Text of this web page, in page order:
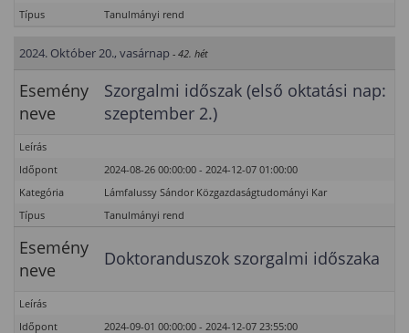
Típus
Tanulmányi rend
2024. Október 20., vasárnap - 42. hét
Esemény
neve
Szorgalmi időszak (első oktatási nap:
szeptember 2.)
Leírás
Időpont
2024-08-26 00:00:00 - 2024-12-07 01:00:00
Kategória
Lámfalussy Sándor Közgazdaságtudományi Kar
Típus
Tanulmányi rend
Esemény
neve
Doktoranduszok szorgalmi időszaka
Leírás
Időpont
2024-09-01 00:00:00 - 2024-12-07 23:55:00